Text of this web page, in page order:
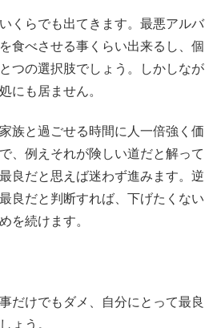
くらでも出てきます。最悪アルバ
食べさせる事くらい出来るし、個
つの選択肢でしょう。しかしなが
にも居ません。
族と過ごせる時間に人一倍強く価
、例えそれが険しい道だと解って
良だと思えば迷わず進みます。逆
良だと判断すれば、下げたくない
を続けます。
だけでもダメ、自分にとって最良
ょう。